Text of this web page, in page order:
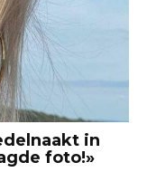
in
foto!»